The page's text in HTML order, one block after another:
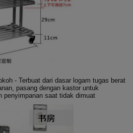
- Terbuat dari dasar logam tugas berat
pasang dengan kastor untuk
penyimpanan saat tidak dimuat